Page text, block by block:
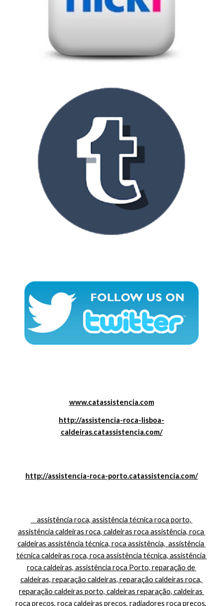
www.catassistencia.com
http://assistencia-roca-lisboa-
caldeiras.catassistencia.com/
http://assistencia-roca-porto.catassistencia.com/
assistência caldeiras roca, caldeiras roca assistência, roca
caldeiras assistência técnica, roca assistência,  assistência
técnica caldeiras roca, roca assistência técnica, assistência
roca caldeiras, assistência roca Porto, reparação de
caldeiras, reparação caldeiras, reparação caldeiras roca,
reparação caldeiras porto, caldeiras reparação, caldeiras
roca preços, roca caldeiras preços, radiadores roca preços,